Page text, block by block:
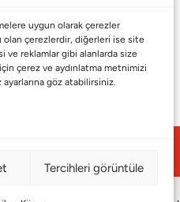
uygun olarak çerezler
olan çerezlerdir, diğerleri ise site
ve reklamlar gibi alanlarda size
çerez ve aydınlatma metnimizi
göz atabilirsiniz.
Tercihleri görüntüle